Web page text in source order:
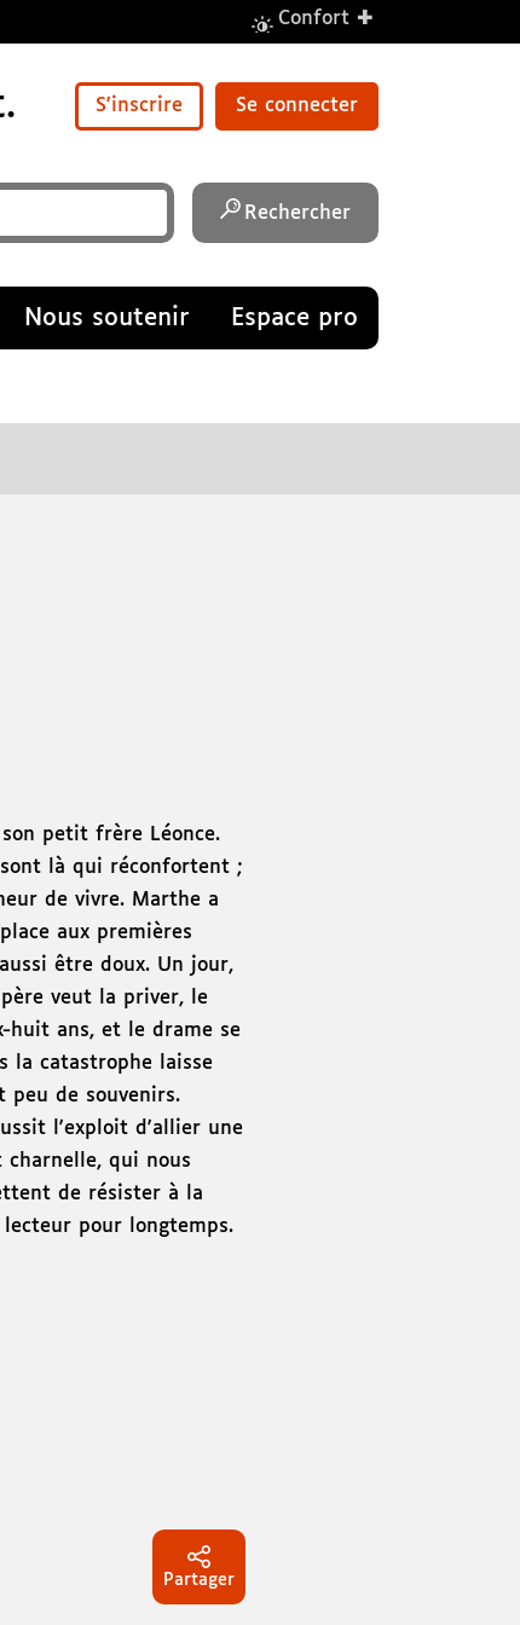
Confort +
S'inscrire Se connecter
Rechercher
Nous soutenir Espace pro
petit frère Léonce.
là qui réconfortent ;
de vivre. Marthe a
aux premières
être doux. Un jour,
veut la priver, le
huit ans, et le drame se
la catastrophe laisse
de souvenirs.
l'exploit d'allier une
charnelle, qui nous
de résister à la
pour longtemps.
Partager